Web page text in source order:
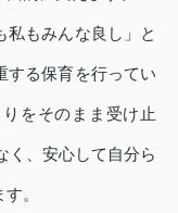
私もみんな良し」と
する保育を行ってい
をそのまま受け止
く、安心して自分ら
。